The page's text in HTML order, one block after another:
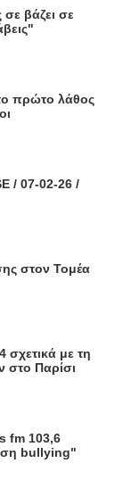
βάζει σε
πρώτο λάθος
/ 07-02-26 /
στον Τομέα
σχετικά με τη
στο Παρίσι
fm 103,6
bullying"